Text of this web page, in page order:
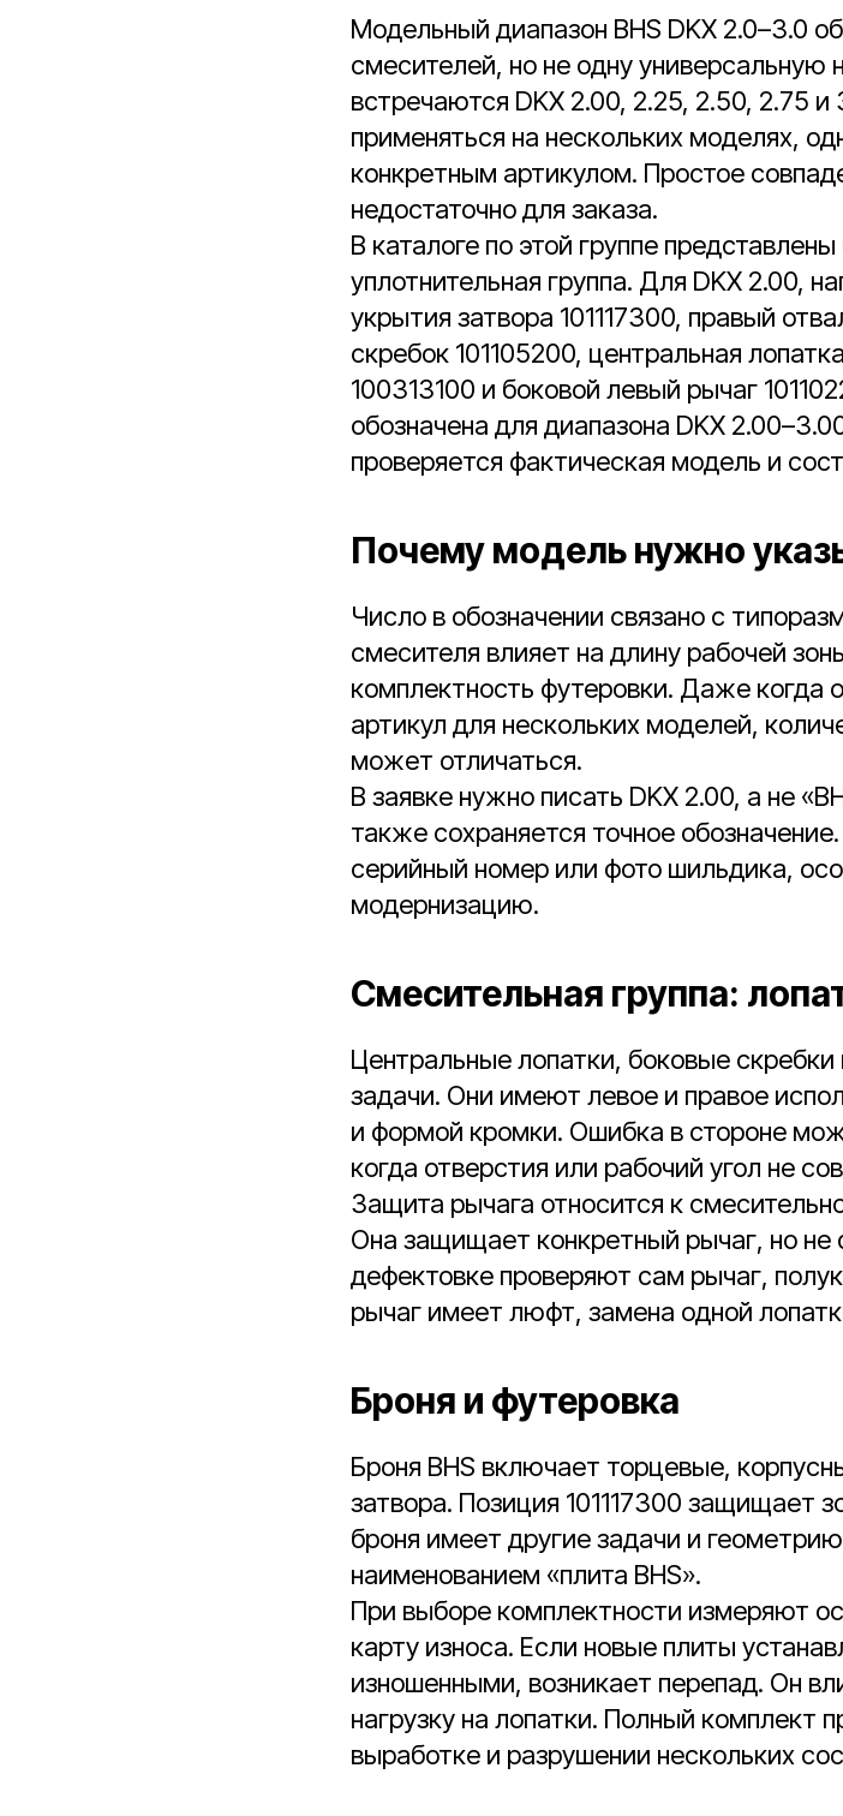
Модельный диапазон BHS DKX 2.0–3.0
смесителей, но не одну универсальную
встречаются DKX 2.00, 2.25, 2.50, 2.75
применяться на нескольких моделях,
конкретным артикулом. Простое
недостаточно для заказа.
В каталоге по этой группе
уплотнительная группа. Для DKX 2.00,
укрытия затвора 101117300, правый
скребок 101105200, центральная
100313100 и боковой левый рычаг
обозначена для диапазона DKX
проверяется фактическая модель и
Почему модель нужно
Число в обозначении связано с
смесителя влияет на длину рабочей
комплектность футеровки. Даже когда
артикул для нескольких моделей,
может отличаться.
В заявке нужно писать DKX 2.00, а не
также сохраняется точное
серийный номер или фото шильдика,
модернизацию.
Смесительная группа:
Центральные лопатки, боковые
задачи. Они имеют левое и правое
и формой кромки. Ошибка в стороне
когда отверстия или рабочий угол не
Защита рычага относится к
Она защищает конкретный рычаг, но
дефектовке проверяют сам рычаг,
рычаг имеет люфт, замена одной
Броня и футеровка
Броня BHS включает торцевые,
затвора. Позиция 101117300 защищает
броня имеет другие задачи и
наименованием «плита BHS».
При выборе комплектности измеряют
карту износа. Если новые плиты
изношенными, возникает перепад. Он
нагрузку на лопатки. Полный комплект
выработке и разрушении нескольких